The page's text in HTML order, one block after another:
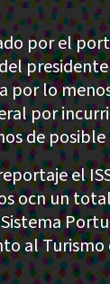
por el
por lo
por
de
el
ocn un
al